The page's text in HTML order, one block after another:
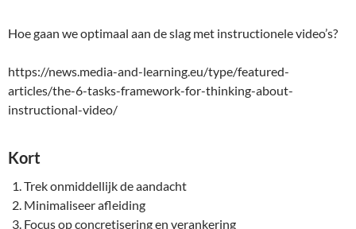
Hoe gaan we optimaal aan de slag met instructionele video’s?
https://news.media-and-learning.eu/type/featured-
articles/the-6-tasks-framework-for-thinking-about-
instructional-video/
Kort
Trek onmiddellijk de aandacht
Minimaliseer afleiding
Focus op concretisering en verankering